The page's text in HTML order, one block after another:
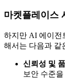
마켓플레이스
하지만 AI 에이전
해서는 다음과 같
신뢰성 및
보안 수준